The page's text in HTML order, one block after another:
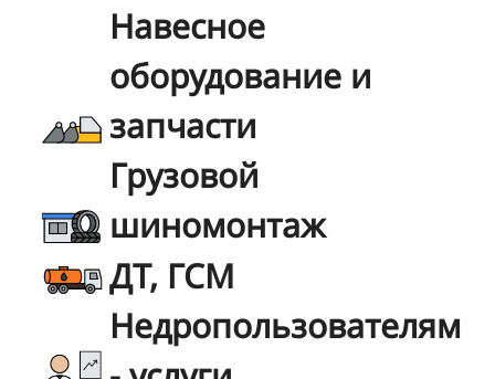
Навесное
оборудование и
запчасти
Грузовой
шиномонтаж
ДТ, ГСМ
Недропользователям